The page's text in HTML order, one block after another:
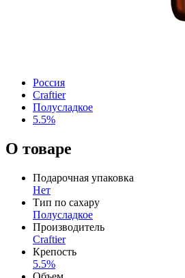
Россия
Craftier
Полусладкое
5.5%
О товаре
Подарочная упаковка
Нет
Тип по сахару
Полусладкое
Производитель
Craftier
Крепость
5.5%